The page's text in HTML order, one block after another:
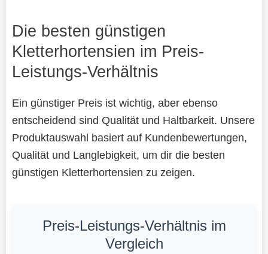
Die besten günstigen
Kletterhortensien im Preis-
Leistungs-Verhältnis
Ein günstiger Preis ist wichtig, aber ebenso
entscheidend sind Qualität und Haltbarkeit. Unsere
Produktauswahl basiert auf Kundenbewertungen,
Qualität und Langlebigkeit, um dir die besten
günstigen Kletterhortensien zu zeigen.
Preis-Leistungs-Verhältnis im
Vergleich